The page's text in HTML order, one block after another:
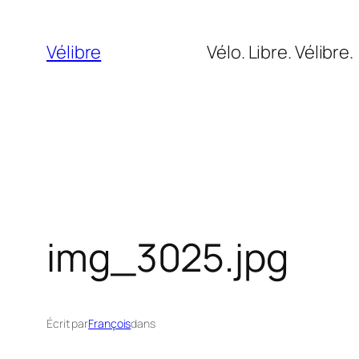
contenu
Vélibre Vélo. Libre. Vélibre.
img_3025.jpg
Écrit parFrançoisdans